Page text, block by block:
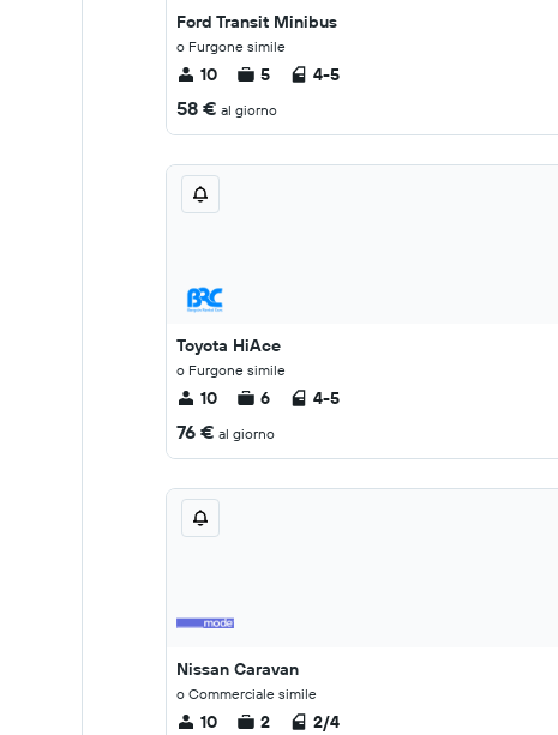
Ford Transit Minibus
o Furgone simile
10 5 4-5
58 € al giorno
Toyota HiAce
o Furgone simile
10 6 4-5
76 € al giorno
Nissan Caravan
o Commerciale simile
10 2 2/4